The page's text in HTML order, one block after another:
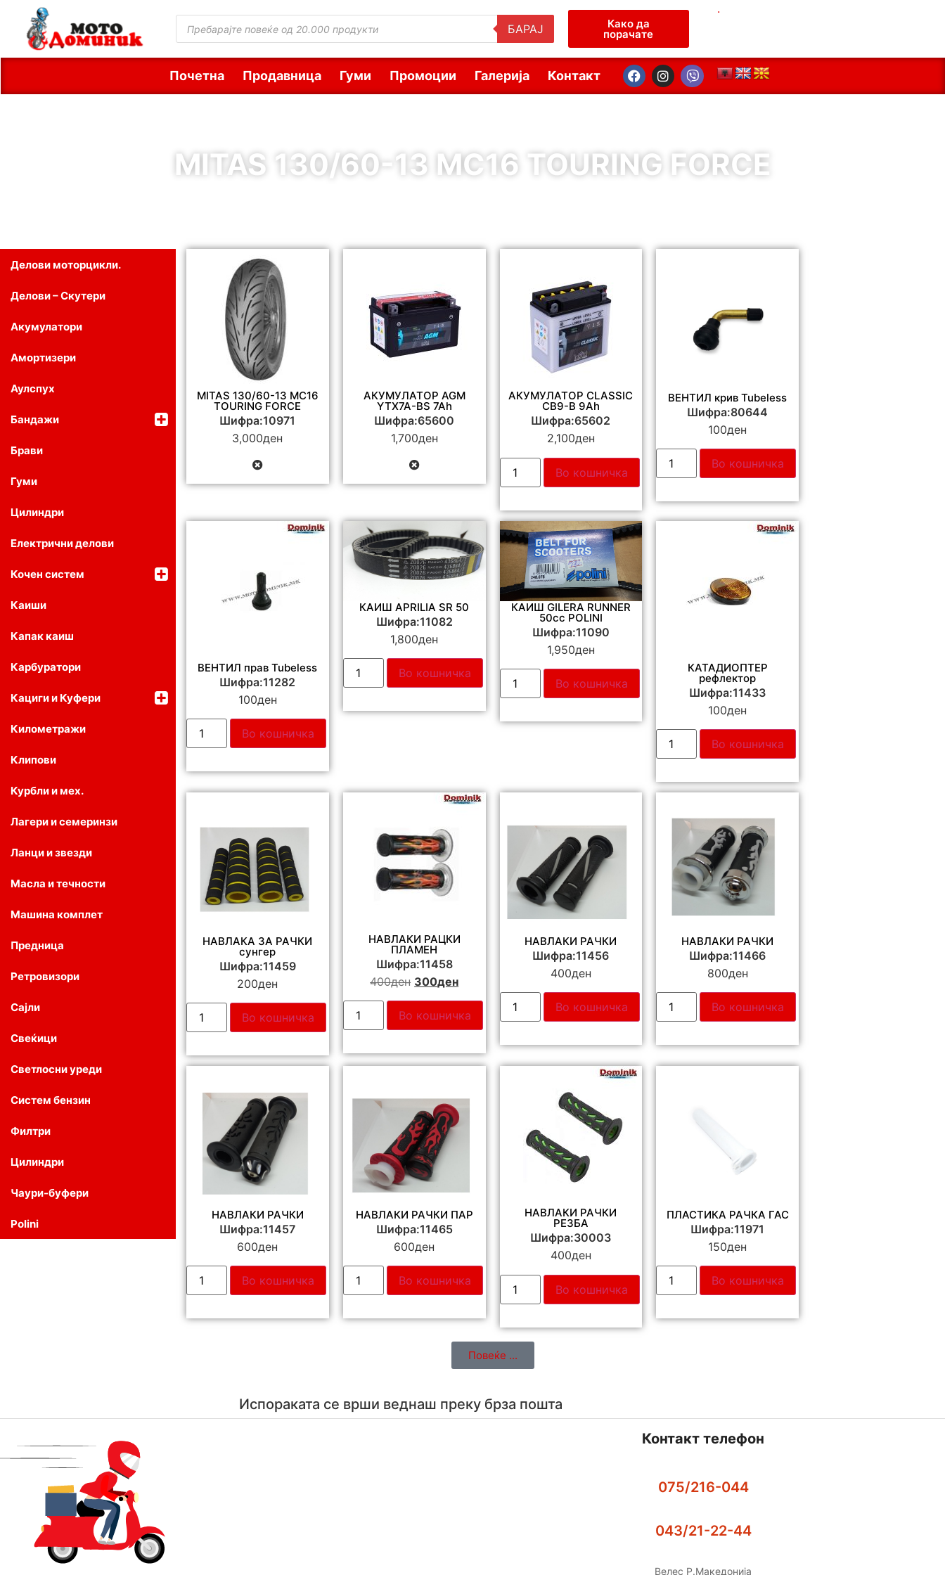
БАРАЈ Како да
порачате
.
Почетна Продавница Гуми Промоции Галерија Контакт
MITAS 130/60-13 MC16 TOURING FORCE
Делови моторцикли.
Делови – Скутери
Акумулатори
Амортизери
Аулспух
Бандажи
Брави
Гуми
Цилиндри
Електрични делови
Кочен систем
Каиши
Капак каиш
Карбуратори
Кациги и Куфери
Километражи
Клипови
Курбли и мех.
Лагери и семеринзи
Ланци и звезди
Масла и течности
Машина комплет
Предница
Ретровизори
Сајли
Свеќици
Светлосни уреди
Систем бензин
Филтри
Цилиндри
Чаури-буфери
Polini
MITAS 130/60-13 MC16
TOURING FORCE
Шифра:10971
3,000ден
АКУМУЛАТОР AGM
YTX7A-BS 7Ah
Шифра:65600
1,700ден
АКУМУЛАТОР CLASSIC
CB9-B 9Ah
Шифра:65602
2,100ден
Во кошничка
ВЕНТИЛ крив Tubeless
Шифра:80644
100ден
Во кошничка
ВЕНТИЛ прав Tubeless
Шифра:11282
100ден
Во кошничка
КАИШ APRILIA SR 50
Шифра:11082
1,800ден
Во кошничка
КАИШ GILERA RUNNER
50cc POLINI
Шифра:11090
1,950ден
Во кошничка
КАТАДИОПТЕР
рефлектор
Шифра:11433
100ден
Во кошничка
НАВЛАКА ЗА РАЧКИ
сунгер
Шифра:11459
200ден
Во кошничка
НАВЛАКИ РАЦКИ
ПЛАМЕН
Шифра:11458
400ден 300ден
Во кошничка
НАВЛАКИ РАЧКИ
Шифра:11456
400ден
Во кошничка
НАВЛАКИ РАЧКИ
Шифра:11466
800ден
Во кошничка
НАВЛАКИ РАЧКИ
Шифра:11457
600ден
Во кошничка
НАВЛАКИ РАЧКИ ПАР
Шифра:11465
600ден
Во кошничка
НАВЛАКИ РАЧКИ
РЕЗБА
Шифра:30003
400ден
Во кошничка
ПЛАСТИКА РАЧКА ГАС
Шифра:11971
150ден
Во кошничка
Повеќе ...
Испораката се врши веднаш преку брза пошта
Контакт телефон
075/216-044
043/21-22-44
Велес Р.Македонија